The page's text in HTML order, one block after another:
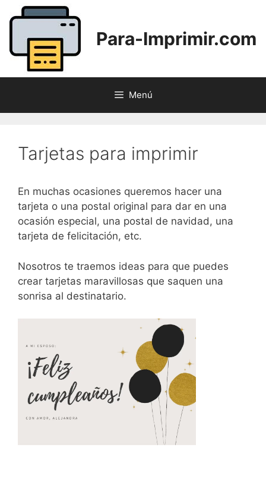
Saltar
contenido
Para-Imprimir.com
Menú
Tarjetas para imprimir
En muchas ocasiones queremos hacer una
tarjeta o una postal original para dar en una
ocasión especial, una postal de navidad, una
tarjeta de felicitación, etc.
Nosotros te traemos ideas para que puedes
crear tarjetas maravillosas que saquen una
sonrisa al destinatario.